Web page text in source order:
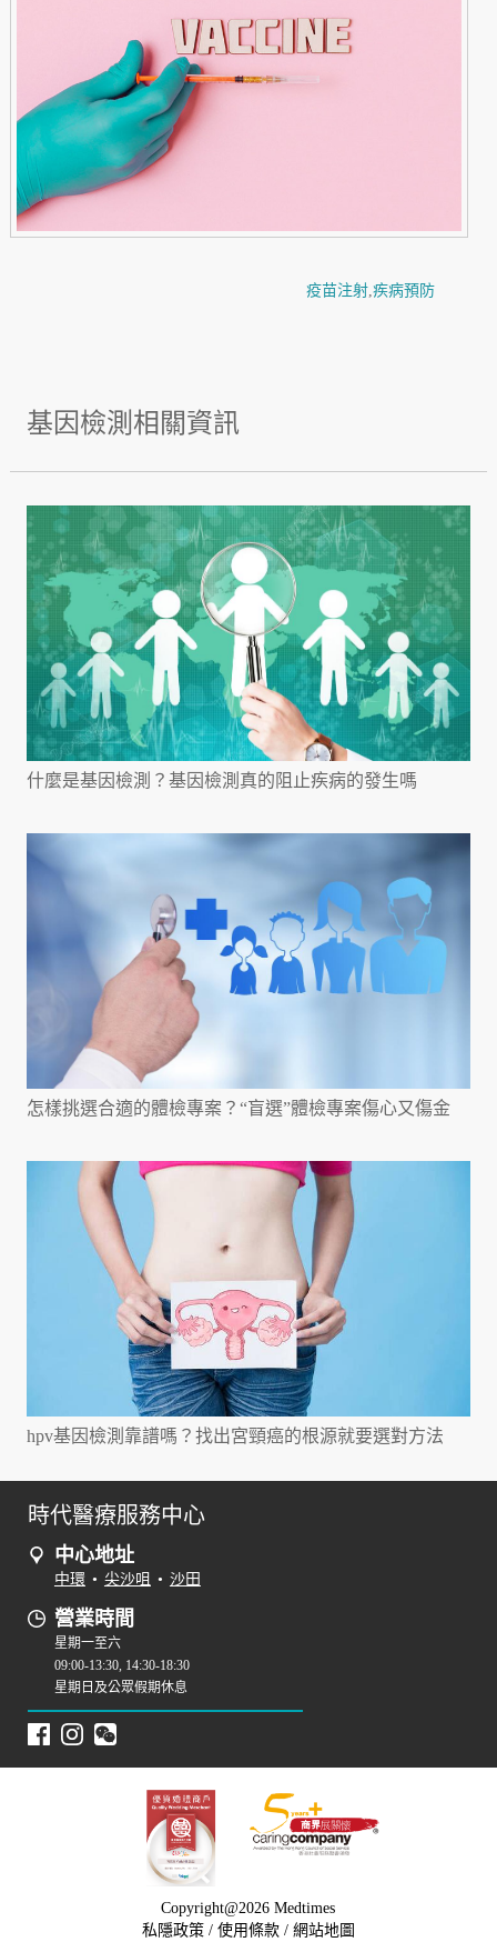
疫苗注射, 疾病預防
基因檢測相關資訊
什麼是基因檢測？基因檢測真的阻止疾病的發生嗎
怎樣挑選合適的體檢專案？“盲選”體檢專案傷心又傷金
hpv基因檢測靠譜嗎？找出宮頸癌的根源就要選對方法
時代醫療服務中心
中心地址
中環 • 尖沙咀 • 沙田
營業時間
星期一至六
09:00-13:30, 14:30-18:30
星期日及公眾假期休息
Copyright@2026 Medtimes
私隱政策 / 使用條款/ 網站地圖